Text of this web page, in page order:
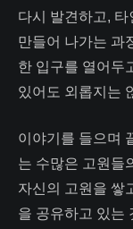
다시 발견하고, 타
만들어 나가는 과
한 입구를 열어두
있어도 외롭지는
이야기를 들으며
는 수많은 고원들
자신의 고원을 쌓
을 공유하고 있는